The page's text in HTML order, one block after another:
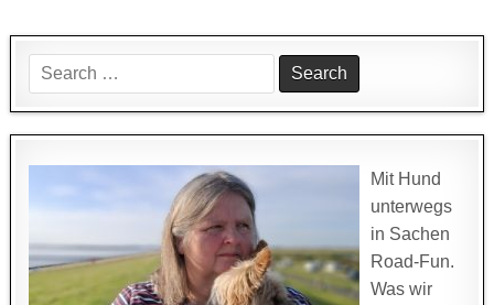
Search
for:
Mit Hund
unterwegs
in Sachen
Road-Fun.
Was wir